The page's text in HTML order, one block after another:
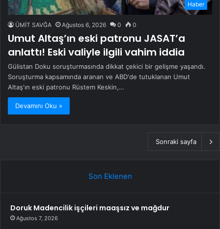
Haber
ÜMİT SAVĞA Ağustos 6, 2026 0 0
Umut Altaş’ın eski patronu JASAT’a
anlattı! Eski valiyle ilgili vahim iddia
Gülistan Doku soruşturmasında dikkat çekici bir gelişme yaşandı.
Soruşturma kapsamında aranan ve ABD'de tutuklanan Umut
Altaş'ın eski patronu Rüstem Keskin,…
Devamını Oku »
Sonraki sayfa
Son Eklenen
Doruk Madencilik işçileri maaşsız ve mağdur
Ağustos 7, 2026